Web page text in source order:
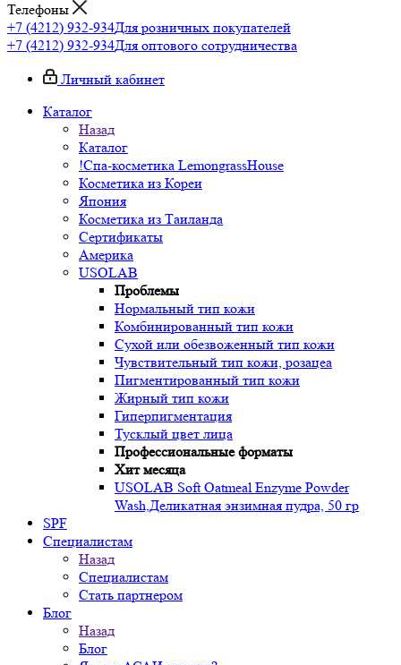
Телефоны
+7 (4212) 932-934Для розничных покупателей
+7 (4212) 932-934Для оптового сотрудничества
Личный кабинет
Каталог
Назад
Каталог
!Спа-косметика LemongrassHouse
Косметика из Кореи
Япония
Косметика из Таиланда
Сертификаты
Америка
USOLAB
Проблемы
Нормальный тип кожи
Комбинированный тип кожи
Сухой или обезвоженный тип кожи
Чувствительный тип кожи, розацеа
Пигментированный тип кожи
Жирный тип кожи
Гиперпигментация
Тусклый цвет лица
Профессиональные форматы
Хит месяца
USOLAB Soft Oatmeal Enzyme Powder
Wash,Деликатная энзимная пудра, 50 гр
SPF
Специалистам
Назад
Специалистам
Стать партнером
Блог
Назад
Блог